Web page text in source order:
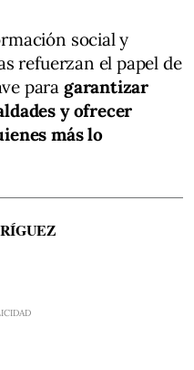
social y
refuerzan el papel de
para garantizar
y ofrecer
más lo